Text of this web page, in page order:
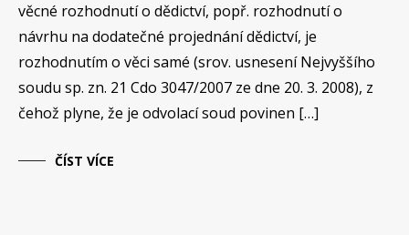
věcné rozhodnutí o dědictví, popř. rozhodnutí o
návrhu na dodatečné projednání dědictví, je
rozhodnutím o věci samé (srov. usnesení Nejvyššího
soudu sp. zn. 21 Cdo 3047/2007 ze dne 20. 3. 2008), z
čehož plyne, že je odvolací soud povinen […]
ČÍST VÍCE